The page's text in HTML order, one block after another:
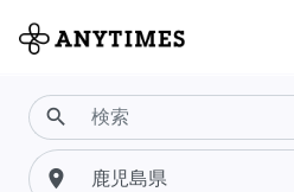
search
place